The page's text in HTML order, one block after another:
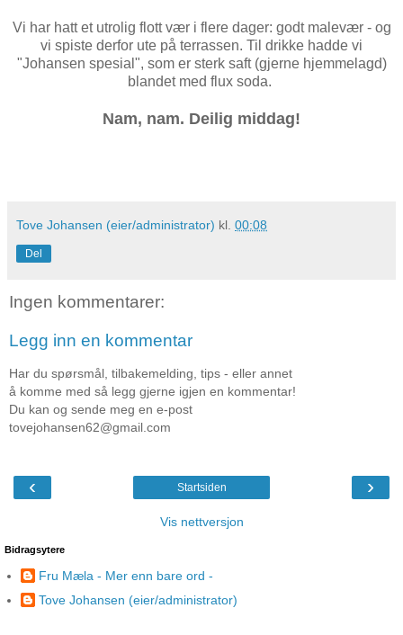
Vi har hatt et utrolig flott vær i flere dager: godt malevær - og
vi spiste derfor ute på terrassen. Til drikke hadde vi
"Johansen spesial", som er sterk saft (gjerne hjemmelagd)
blandet med flux soda.
Nam, nam. Deilig middag!
Tove Johansen (eier/administrator) kl. 00:08
Del
Ingen kommentarer:
Legg inn en kommentar
Har du spørsmål, tilbakemelding, tips - eller annet
å komme med så legg gjerne igjen en kommentar!
Du kan og sende meg en e-post
tovejohansen62@gmail.com
‹ ›
Startsiden
Vis nettversjon
Bidragsytere
Fru Mæla - Mer enn bare ord -
Tove Johansen (eier/administrator)